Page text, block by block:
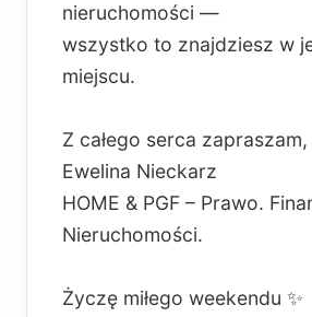
nieruchomości —
wszystko to znajdziesz w
miejscu.
Z całego serca zapraszam,
Ewelina Nieckarz
HOME & PGF – Prawo.
Nieruchomości.
Życzę miłego weekendu ✨